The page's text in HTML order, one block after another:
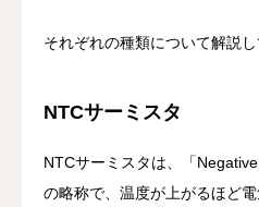
それぞれの種類について解説し
NTCサーミスタ
NTCサーミスタは、「
の略称で、温度が上がるほど